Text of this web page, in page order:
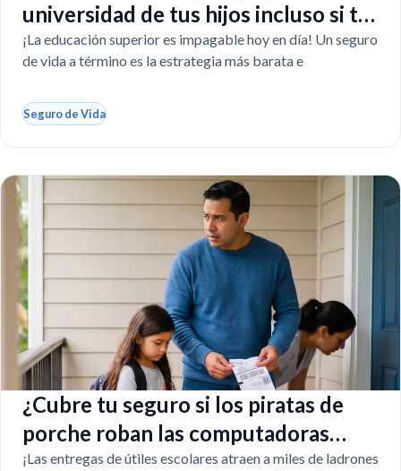
universidad de tus hijos incluso si tú
faltas
¡La educación superior es impagable hoy en día! Un seguro
de vida a término es la estrategia más barata e
Seguro de Vida
¿Cubre tu seguro si los piratas de
porche roban las computadoras
escolares?
¡Las entregas de útiles escolares atraen a miles de ladrones